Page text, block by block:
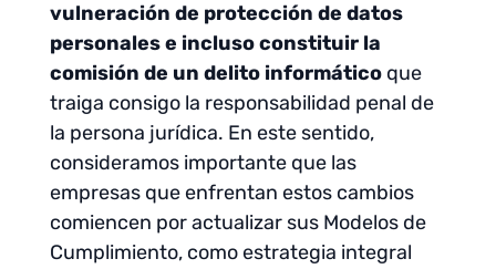
vulneración de protección de datos
personales e incluso constituir la
comisión de un delito informáticoque
traiga consigo la responsabilidad penal de
la persona jurídica. En este sentido,
consideramos importante que las
empresas que enfrentan estos cambios
comiencen por actualizar sus Modelos de
Cumplimiento, como estrategia integral